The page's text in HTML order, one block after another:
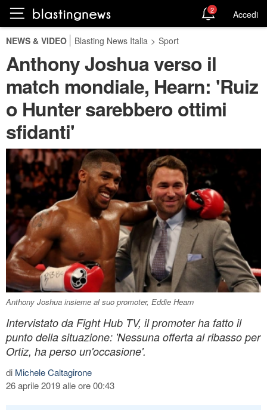
2 Accedi
NEWS & VIDEO Blasting News Italia > Sport
Anthony Joshua verso il
match mondiale, Hearn: 'Ruiz
o Hunter sarebbero ottimi
sfidanti'
Anthony Joshua insieme al suo promoter, Eddie Hearn
Intervistato da Fight Hub TV, il promoter ha fatto il
punto della situazione: 'Nessuna offerta al ribasso per
Ortiz, ha perso un'occasione'.
di Michele Caltagirone
26 aprile 2019 alle ore 00:43